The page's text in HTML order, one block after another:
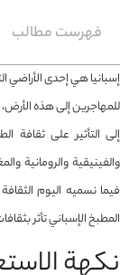
فهرست مطالب
إسبانيا هي إحدى الأراضي
للمهاجرين إلى هذه الأرض،
إلى التأثير على ثقافة
والفينيقية والرومانية
فيما نسميه اليوم
المطبخ الإسباني تأثر
نكهة